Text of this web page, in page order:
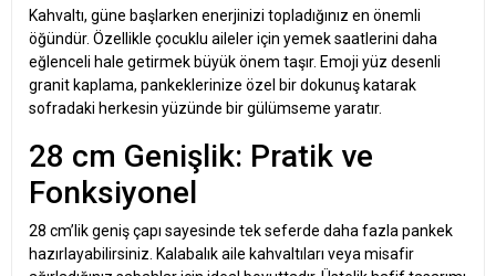
Kahvaltı, güne başlarken enerjinizi topladığınız en önemli
öğündür. Özellikle çocuklu aileler için yemek saatlerini daha
eğlenceli hale getirmek büyük önem taşır. Emoji yüz desenli
granit kaplama, pankeklerinize özel bir dokunuş katarak
sofradaki herkesin yüzünde bir gülümseme yaratır.
28 cm Genişlik: Pratik ve
Fonksiyonel
28 cm’lik geniş çapı sayesinde tek seferde daha fazla pankek
hazırlayabilirsiniz. Kalabalık aile kahvaltıları veya misafir